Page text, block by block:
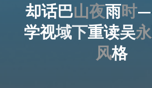
却话巴山夜雨时—
学视域下重读吴永
风格